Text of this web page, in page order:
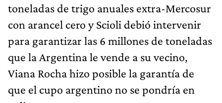
toneladas de trigo anuales extra-Mercosur
con arancel cero y Scioli debió intervenir
para garantizar las 6 millones de toneladas
que la Argentina le vende a su vecino,
Viana Rocha hizo posible la garantía de
que el cupo argentino no se pondría en